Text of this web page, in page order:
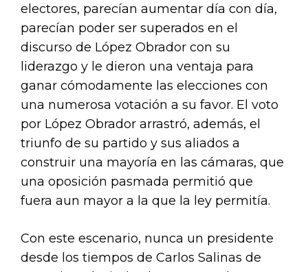
electores, parecían aumentar día con día,
parecían poder ser superados en el
discurso de López Obrador con su
liderazgo y le dieron una ventaja para
ganar cómodamente las elecciones con
una numerosa votación a su favor. El voto
por López Obrador arrastró, además, el
triunfo de su partido y sus aliados a
construir una mayoría en las cámaras, que
una oposición pasmada permitió que
fuera aun mayor a la que la ley permitía.
Con este escenario, nunca un presidente
desde los tiempos de Carlos Salinas de